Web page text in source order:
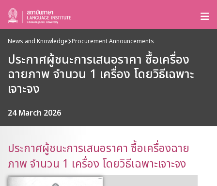
News and Knowledge Procurement Announcements
ประกาศผู้ชนะการเสนอราคา ซื้อเครื่อง
ฉายภาพ จำนวน 1 เครื่อง โดยวิธีเฉพาะ
เจาะจง
24 March 2026
ประกาศผู้ชนะการเสนอราคา ซื้อเครื่องฉาย
ภาพ จำนวน 1 เครื่อง โดยวิธีเฉพาะเจาะจง